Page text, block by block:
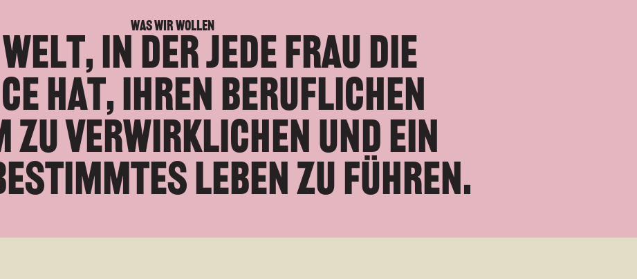
Was wir wollen
Welt, in derjede Frau die
ce hat, ihren beruflichen
zu verwirklichen und ein
estimmtes Leben zu führen.